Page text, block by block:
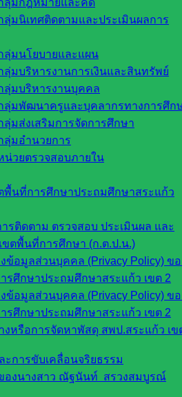
ลุ่มกฎหมายและคดี
ลุ่มนิเทศติดตามและประเมินผลการ
ลุ่มนโยบายและแผน
ลุ่มบริหารงานการเงินและสินทรัพย์
ลุ่มบริหารงานบุคคล
ลุ่มพัฒนาครูและบุคลากรทางการศึก
ลุ่มส่งเสริมการจัดการศึกษา
ลุ่มอำนวยการ
น่วยตรวจสอบภายใน
พื้นที่การศึกษาประถมศึกษาสระแก้ว
รติดตาม ตรวจสอบ ประเมินผล และ
ขตพื้นที่การศึกษา (ก.ต.ป.น.)
ข้อมูลส่วนบุคคล (Privacy Policy) ข
รศึกษาประถมศึกษาสระแก้ว เขต 2
ข้อมูลส่วนบุคคล (Privacy Policy) ข
รศึกษาประถมศึกษาสระแก้ว เขต 2
งหรือการจัดหาพัสดุ สพป.สระแก้ว เข
ะการขับเคลื่อนจริยธรรม
องนางสาว ณัฐนันท์ สรวงสมบูรณ์